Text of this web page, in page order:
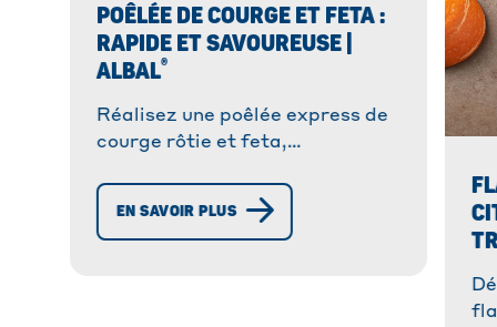
POÊLÉE DE COURGE ET FETA :
RAPIDE ET SAVOUREUSE |
ALBAL®
Réalisez une poêlée express de
courge rôtie et feta,
ou de noix. Un plat léger prêt en
EN SAVOIR PLUS